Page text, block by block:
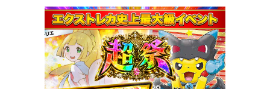
2026.1.15
100円 580円
500～600円
2026.1.5
100円 580円
500～600円
2025.12.25
100円 580円
500～600円
2025.12.15
100円 580円
500～600円
2025.12.5
100円 580円
500～600円